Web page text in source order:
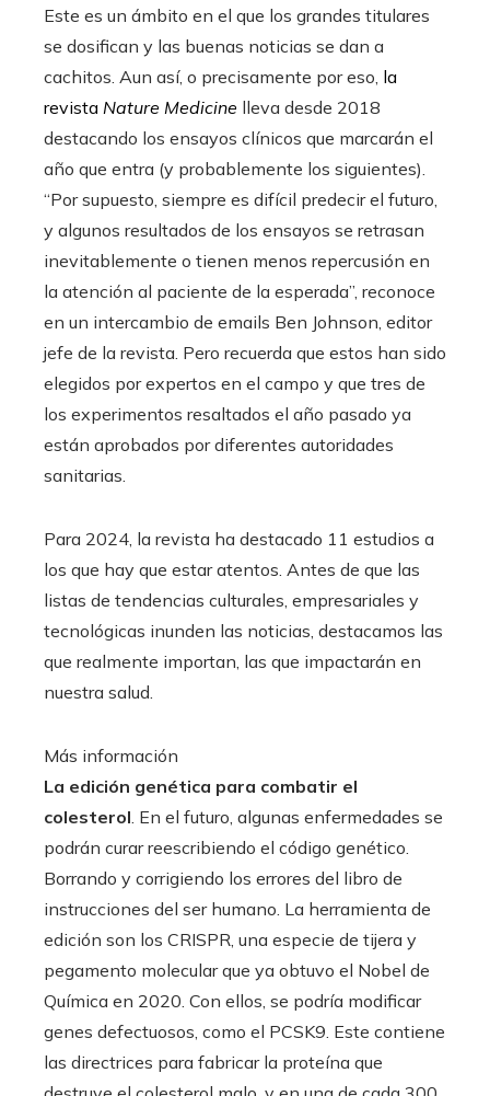
Este es un ámbito en el que los grandes titulares
se dosifican y las buenas noticias se dan a
cachitos. Aun así, o precisamente por eso, la
revista Nature Medicine lleva desde 2018
destacando los ensayos clínicos que marcarán el
año que entra (y probablemente los siguientes).
“Por supuesto, siempre es difícil predecir el futuro,
y algunos resultados de los ensayos se retrasan
inevitablemente o tienen menos repercusión en
la atención al paciente de la esperada”, reconoce
en un intercambio de emails Ben Johnson, editor
jefe de la revista. Pero recuerda que estos han sido
elegidos por expertos en el campo y que tres de
los experimentos resaltados el año pasado ya
están aprobados por diferentes autoridades
sanitarias.
Para 2024, la revista ha destacado 11 estudios a
los que hay que estar atentos. Antes de que las
listas de tendencias culturales, empresariales y
tecnológicas inunden las noticias, destacamos las
que realmente importan, las que impactarán en
nuestra salud.
Más información
La edición genética para combatir el
colesterol . En el futuro, algunas enfermedades se
podrán curar reescribiendo el código genético.
Borrando y corrigiendo los errores del libro de
instrucciones del ser humano. La herramienta de
edición son los CRISPR, una especie de tijera y
pegamento molecular que ya obtuvo el Nobel de
Química en 2020. Con ellos, se podría modificar
genes defectuosos, como el PCSK9. Este contiene
las directrices para fabricar la proteína que